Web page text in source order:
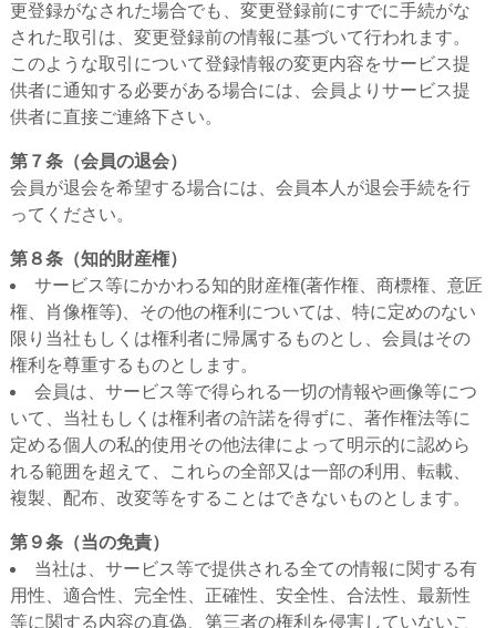
更登録がなされた場合でも、変更登録前にすでに手続がな
された取引は、変更登録前の情報に基づいて行われます。
このような取引について登録情報の変更内容をサービス提
供者に通知する必要がある場合には、会員よりサービス提
供者に直接ご連絡下さい。
第７条（会員の退会）
会員が退会を希望する場合には、会員本人が退会手続を行
ってください。
第８条（知的財産権）
サービス等にかかわる知的財産権(著作権、商標権、意匠
権、肖像権等)、その他の権利については、特に定めのない
限り当社もしくは権利者に帰属するものとし、会員はその
権利を尊重するものとします。
会員は、サービス等で得られる一切の情報や画像等につ
いて、当社もしくは権利者の許諾を得ずに、著作権法等に
定める個人の私的使用その他法律によって明示的に認めら
れる範囲を超えて、これらの全部又は一部の利用、転載、
複製、配布、改変等をすることはできないものとします。
第９条（当の免責）
当社は、サービス等で提供される全ての情報に関する有
用性、適合性、完全性、正確性、安全性、合法性、最新性
等に関する内容の真偽、第三者の権利を侵害していないこ